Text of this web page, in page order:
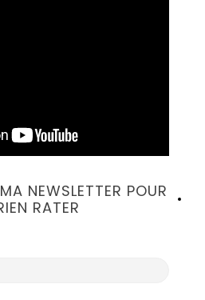
NEWSLETTER POUR
RATER